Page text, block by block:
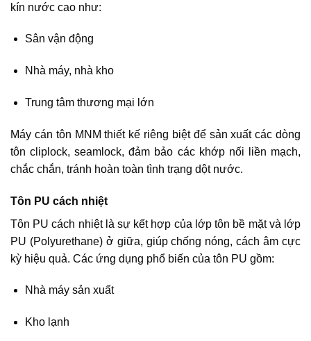
kín nước cao như:
Sân vận động
Nhà máy, nhà kho
Trung tâm thương mại lớn
Máy cán tôn MNM thiết kế riêng biệt để sản xuất các dòng
tôn cliplock, seamlock, đảm bảo các khớp nối liền mạch,
chắc chắn, tránh hoàn toàn tình trạng dột nước.
Tôn PU cách nhiệt
Tôn PU cách nhiệt là sự kết hợp của lớp tôn bề mặt và lớp
PU (Polyurethane) ở giữa, giúp chống nóng, cách âm cực
kỳ hiệu quả. Các ứng dụng phổ biến của tôn PU gồm:
Nhà máy sản xuất
Kho lạnh